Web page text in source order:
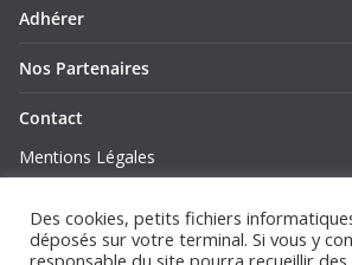
Adhérer
Nos Partenaires
Contact
Mentions Légales
Politique de Confidentialité
Des cookies, petits fichiers
déposés sur votre terminal. Si vous y
responsable du site pourra recueillir